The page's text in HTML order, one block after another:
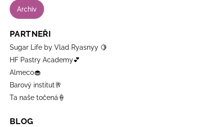
Archiv
PARTNEŘI
Sugar Life by Vlad Ryasnyy 🍋
HF Pastry Academy💕
Almeco🧁
Barový institut🥂
Ta naše točená🍦
BLOG